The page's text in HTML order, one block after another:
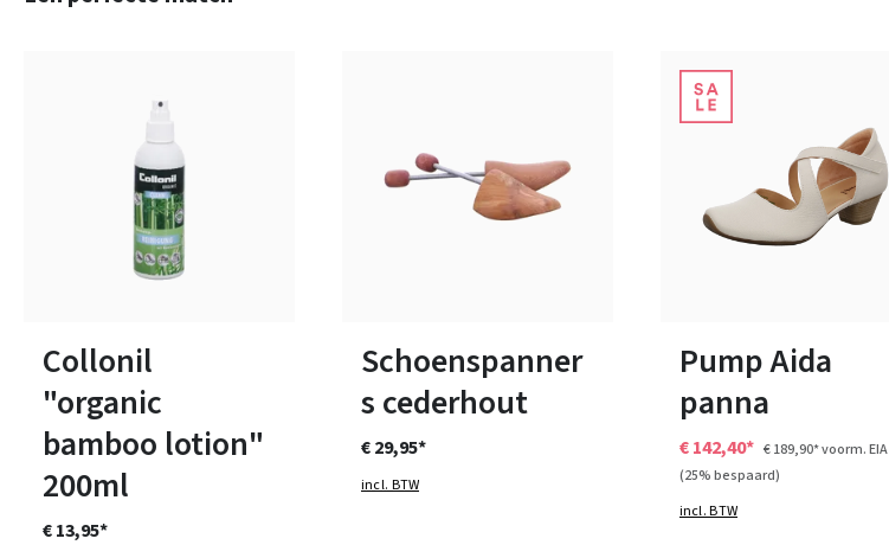
Collonil
"organic
bamboo lotion"
200ml
€ 13,95*
Schoenspanner
s cederhout
€ 29,95*
incl. BTW
Pump Aida
panna
€ 142,40* € 189,90*voorm. EIA
(25% bespaard)
incl. BTW